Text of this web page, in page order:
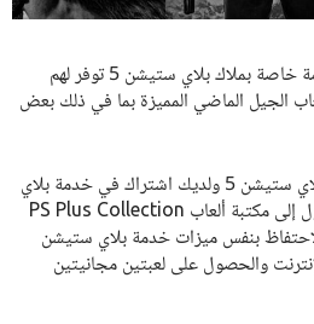
PS Plus Collection هي خدمة خاصة بملاك بلاي ستيشن 5 توفر لهم
الجيل الماضي المميزة بما في ذلك بعض
باختصار، إذا كنت تمتلك جهاز بلاي ستيشن 5 ولديك اشتراك في خدمة بلاي
ستيشن بلس، فأنت مؤهل للوصول إلى مكتبة ألعاب PS Plus Collection
بنفس ميزات خدمة بلاي ستيشن
والحصول على لعبتين مجانيتين